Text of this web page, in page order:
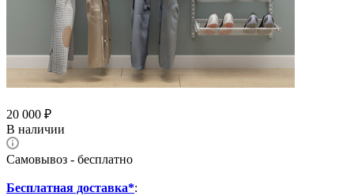
20 000 ₽
В наличии
Самовывоз - бесплатно
Бесплатная доставка*: